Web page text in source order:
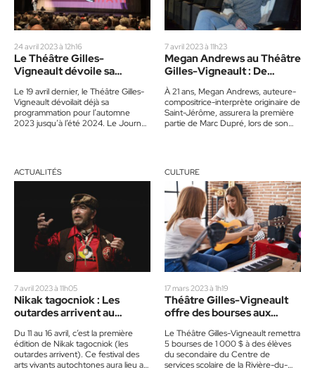
24 avril 2023 à 12h16
Le Théâtre Gilles-
Vigneault dévoile sa
2024
Le 19 avril dernier, le Théâtre Gilles-
Vigneault dévoilait déjà sa
programmation pour l’automne
2023 jusqu’à l’été 2024. Le Journal
7 avril 2023 à 11h23
Megan Andrews au Théâtre
Gilles-Vigneault : De
l’arrière à l’avant-scène
À 21 ans, Megan Andrews, auteure-
compositrice-interprète originaire de
Saint-Jérôme, assurera la première
partie de Marc Dupré, lors de son
ACTUALITÉS
7 avril 2023 à 11h05
Nikak tagocniok : Les
outardes arrivent au
Du 11 au 16 avril, c’est la première
édition de Nikak tagocniok (les
outardes arrivent). Ce festival des
arts vivants autochtones aura lieu au
CULTURE
17 mars 2023 à 1h19
Théâtre Gilles-Vigneault
offre des bourses aux
Le Théâtre Gilles-Vigneault remettra
5 bourses de 1 000 $ à des élèves
du secondaire du Centre de
services scolaire de la Rivière-du-